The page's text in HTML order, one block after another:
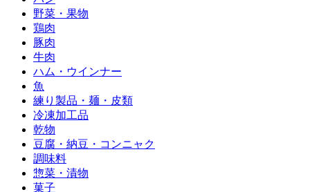
野菜・果物
鶏肉
豚肉
牛肉
ハム・ウインナー
魚
練り製品・麺・皮類
冷凍加工品
乾物
豆腐・納豆・コンニャク
調味料
惣菜・漬物
菓子